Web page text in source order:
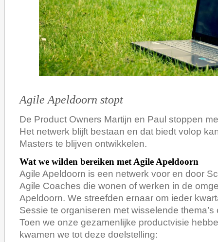
Agile Apeldoorn stopt
De Product Owners Martijn en Paul stoppen
Het netwerk blijft bestaan en dat biedt volop
Masters te blijven ontwikkelen.
Wat we wilden bereiken met Agile Apeldoorn
Agile Apeldoorn is een netwerk voor en door
Agile Coaches die wonen of werken in de
Apeldoorn. We streefden ernaar om ieder
Sessie te organiseren met wisselende
Toen we onze gezamenlijke productvisie
kwamen we tot deze doelstelling: